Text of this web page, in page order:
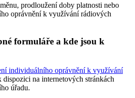
prodloužení doby platnosti nebo
oprávnění k využívání rádiových
formuláře a kde jsou k
individuálního oprávnění k využívání
dispozici na internetových stránkách
úřadu.